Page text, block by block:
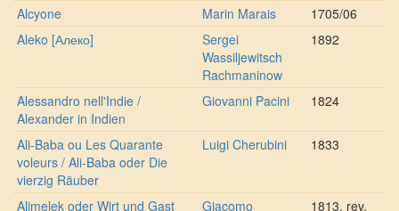
Alcyone Marin Marais
1705/06
Aleko [Алеко]
Sergei
Wassiljewitsch
Rachmaninow
1892
Alessandro nell'Indie /
Alexander in Indien
Giovanni Pacini 1824
Ali-Baba ou Les Quarante
voleurs / Ali-Baba oder Die
vierzig Räuber
Luigi Cherubini 1833
Alimelek oder Wirt und Gast
Giacomo
1813, rev.